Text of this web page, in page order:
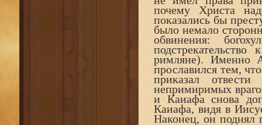
почему Христа
показались бы
было немало
обвинения:
римляне). Именно
прославился тем,
приказал
непримиримых
и Каиафа снова
Каиафа, видя в
Наконец, он поднял